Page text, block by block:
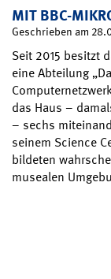
MIT BBC-
Geschrieben am
Seit 2015 besitzt
eine Abteilung
das Haus –
– sechs
seinem Science
bildeten
musealen